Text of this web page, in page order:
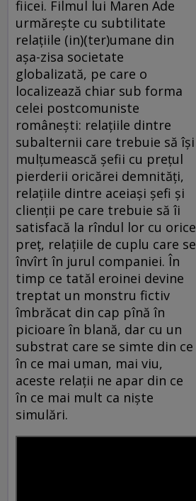
fiicei. Filmul lui Maren Ade
urmăreşte cu subtilitate
relaţiile (in)(ter)umane din
aşa-zisa societate
globalizată, pe care o
localizează chiar sub forma
celei postcomuniste
româneşti: relaţiile dintre
subalternii care trebuie să îşi
mulţumească şefii cu preţul
pierderii oricărei demnităţi,
relaţiile dintre aceiaşi şefi şi
clienţii pe care trebuie să îi
satisfacă la rîndul lor cu orice
preţ, relaţiile de cuplu care se
învîrt în jurul companiei. În
timp ce tatăl eroinei devine
treptat un monstru fictiv
îmbrăcat din cap pînă în
picioare în blană, dar cu un
substrat care se simte din ce
în ce mai uman, mai viu,
aceste relaţii ne apar din ce
în ce mai mult ca nişte
simulări.